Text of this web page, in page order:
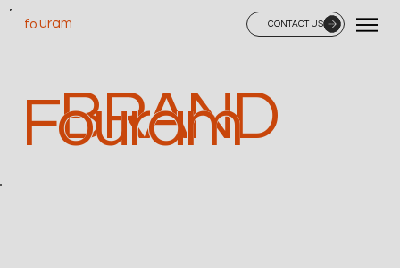
CONTACT US
uram
fo
BRAND
Fouram